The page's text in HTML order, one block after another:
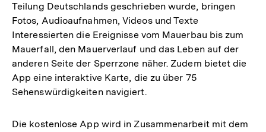
Teilung Deutschlands geschrieben wurde, bringen
Fotos, Audioaufnahmen, Videos und Texte
Interessierten die Ereignisse vom Mauerbau bis zum
Mauerfall, den Mauerverlauf und das Leben auf der
anderen Seite der Sperrzone näher. Zudem bietet die
App eine interaktive Karte, die zu über 75
Sehenswürdigkeiten navigiert.
Die kostenlose App wird in Zusammenarbeit mit dem